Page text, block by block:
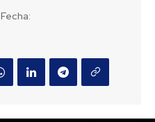
Fecha: